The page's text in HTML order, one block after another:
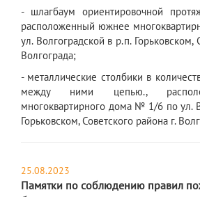
- шлагбаум ориентировочной
расположенный южнее
ул. Волгоградской в р.п. Горьковском,
Волгограда;
- металлические столбики в
между ними цепью.,
многоквартирного дома № 1/6 по ул.
Горьковском, Советского района г.
25.08.2023
Памятки по соблюдению правил